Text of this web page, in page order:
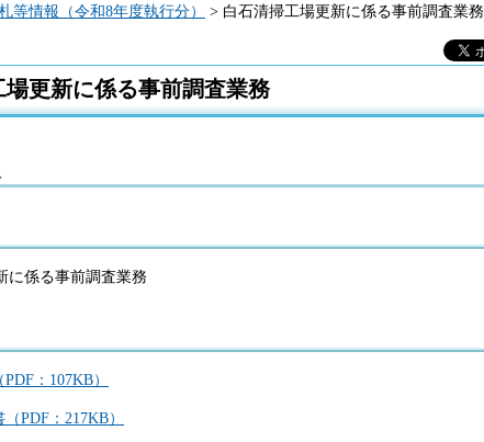
等情報（令和8年度執行分）
> 白石清掃工場更新に係る事前調査業務
場更新に係る事前調査業務
に係る事前調査業務
：107KB）
PDF：217KB）